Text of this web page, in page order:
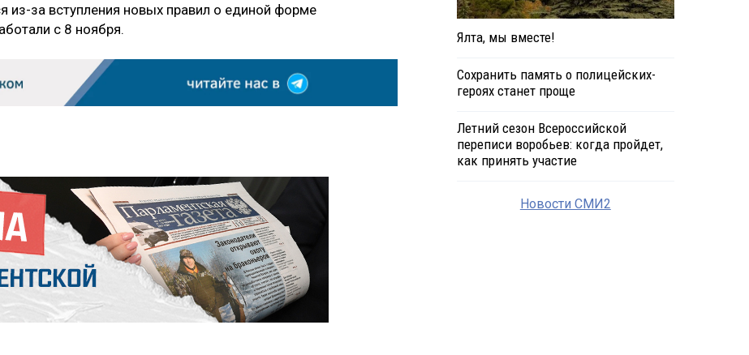
из-за вступления новых правил о единой форме
с 8 ноября.
Ялта, мы вместе!
Сохранить память о полицейских-
героях станет проще
Летний сезон Всероссийской
переписи воробьев: когда пройдет,
как принять участие
Новости СМИ2